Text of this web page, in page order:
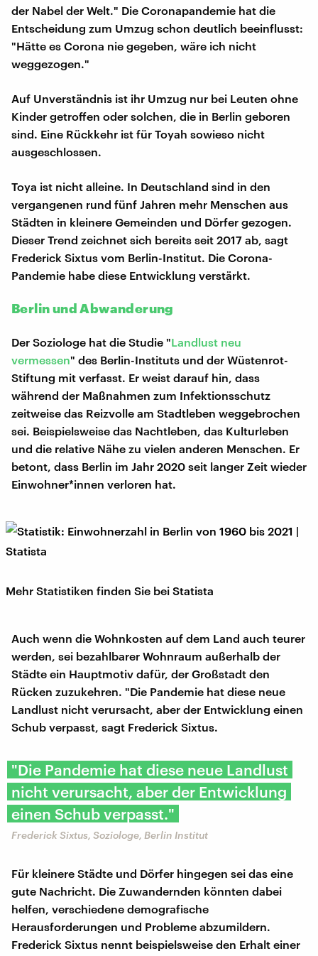
der Nabel der Welt." Die Coronapandemie hat die
Entscheidung zum Umzug schon deutlich beeinflusst:
"Hätte es Corona nie gegeben, wäre ich nicht
weggezogen."
Auf Unverständnis ist ihr Umzug nur bei Leuten ohne
Kinder getroffen oder solchen, die in Berlin geboren
sind. Eine Rückkehr ist für Toyah sowieso nicht
ausgeschlossen.
Toya ist nicht alleine. In Deutschland sind in den
vergangenen rund fünf Jahren mehr Menschen aus
Städten in kleinere Gemeinden und Dörfer gezogen.
Dieser Trend zeichnet sich bereits seit 2017 ab, sagt
Frederick Sixtus vom Berlin-Institut. Die Corona-
Pandemie habe diese Entwicklung verstärkt.
Berlin und Abwanderung
Der Soziologe hat die Studie "Landlust neu
vermessen" des Berlin-Instituts und der Wüstenrot-
Stiftung mit verfasst. Er weist darauf hin, dass
während der Maßnahmen zum Infektionsschutz
zeitweise das Reizvolle am Stadtleben weggebrochen
sei. Beispielsweise das Nachtleben, das Kulturleben
und die relative Nähe zu vielen anderen Menschen. Er
betont, dass Berlin im Jahr 2020 seit langer Zeit wieder
Einwohner*innen verloren hat.
Mehr Statistiken finden Sie bei Statista
Auch wenn die Wohnkosten auf dem Land auch teurer
werden, sei bezahlbarer Wohnraum außerhalb der
Städte ein Hauptmotiv dafür, der Großstadt den
Rücken zuzukehren. "Die Pandemie hat diese neue
Landlust nicht verursacht, aber der Entwicklung einen
Schub verpasst, sagt Frederick Sixtus.
"Die Pandemie hat diese neue Landlust
nicht verursacht, aber der Entwicklung
einen Schub verpasst."
Frederick Sixtus, Soziologe, Berlin Institut
Für kleinere Städte und Dörfer hingegen sei das eine
gute Nachricht. Die Zuwandernden könnten dabei
helfen, verschiedene demografische
Herausforderungen und Probleme abzumildern.
Frederick Sixtus nennt beispielsweise den Erhalt einer